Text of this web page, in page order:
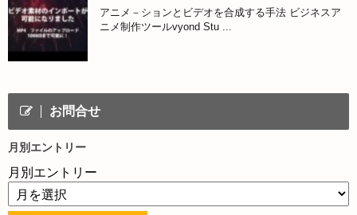
アニメ－ションとビデオを合成する手法 ビジネスア
ニメ制作ツールvyond Stu ...
お問合せ
月別エントリー
月別エントリー